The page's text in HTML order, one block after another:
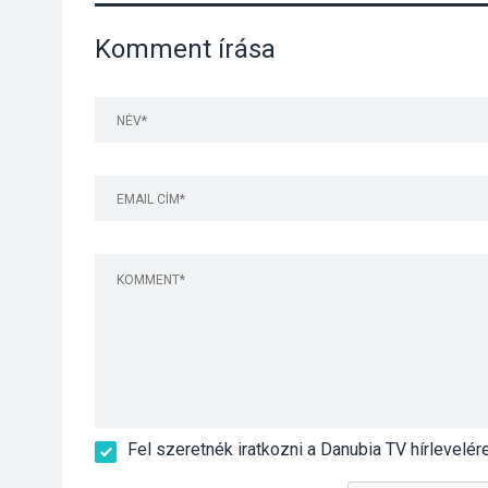
Komment írása
Fel szeretnék iratkozni a Danubia TV